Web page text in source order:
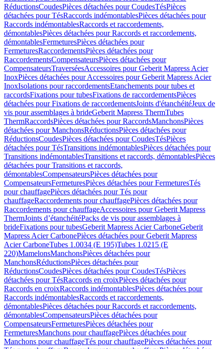
RéductionsCoudesPièces détachées pour CoudesTésPièces
détachées pour TésRaccords indémontablesPièces détachées pour
Raccords indémontablesRaccords et raccordements,
démontablesPièces détachées pour Raccords et raccordements,
démontablesFermeturesPièces détachées pour
FermeturesRaccordementsPièces détachées pour
RaccordementsCompensateursPièces détachées pour
CompensateursTraverséesAccessoires pour Geberit Mapress Acier
InoxPièces détachées pour Accessoires pour Geberit Mapress Acier
InoxIsolations pour raccordementsEtanchements pour tubes et
raccordsFixations pour tubesFixations de raccordementsPièces
détachées pour Fixations de raccordementsJoints d'étanchéitéJeux de
vis pour assemblages à brideGeberit Mapress ThermTubes
ThermRaccordsPièces détachées pour RaccordsManchonsPièces
détachées pour ManchonsRéductionsPièces détachées pour
RéductionsCoudesPièces détachées pour CoudesTésPièces
détachées pour TésTransitions indémontablesPièces détachées pour
Transitions indémontablesTransitions et raccords, démontablesPièces
détachées pour Transitions et raccords,
démontablesCompensateursPièces détachées pour
CompensateursFermeturesPièces détachées pour FermeturesTés
pour chauffagePièces détachées pour Tés pour
chauffageRaccordements pour chauffagePièces détachées pour
Raccordements pour chauffageAccessoires pour Geberit Mapress
ThermJoints d’étanchéitéPacks de vis pour assemblages à
brideFixations pour tubesGeberit Mapress Acier CarboneGeberit
Mapress Acier CarbonePièces détachées pour Geberit Mapress
Acier CarboneTubes 1.0034 (E 195)Tubes 1.0215 (E
220)MamelonsManchonsPièces détachées pour
ManchonsRéductionsPièces détachées pour
RéductionsCoudesPièces détachées pour CoudesTésPièces
détachées pour TésRaccords en croixPièces détachées pour
Raccords en croixRaccords indémontablesPièces détachées pour
Raccords indémontablesRaccords et raccordements,
démontablesPièces détachées pour Raccords et raccordements,
démontablesCompensateursPièces détachées pour
CompensateursFermeturesPièces détachées pour
FermeturesManchons pour chauffagePièces détachées pour
Manchons pour chauffageTés pour chauffagePièces détachées pour